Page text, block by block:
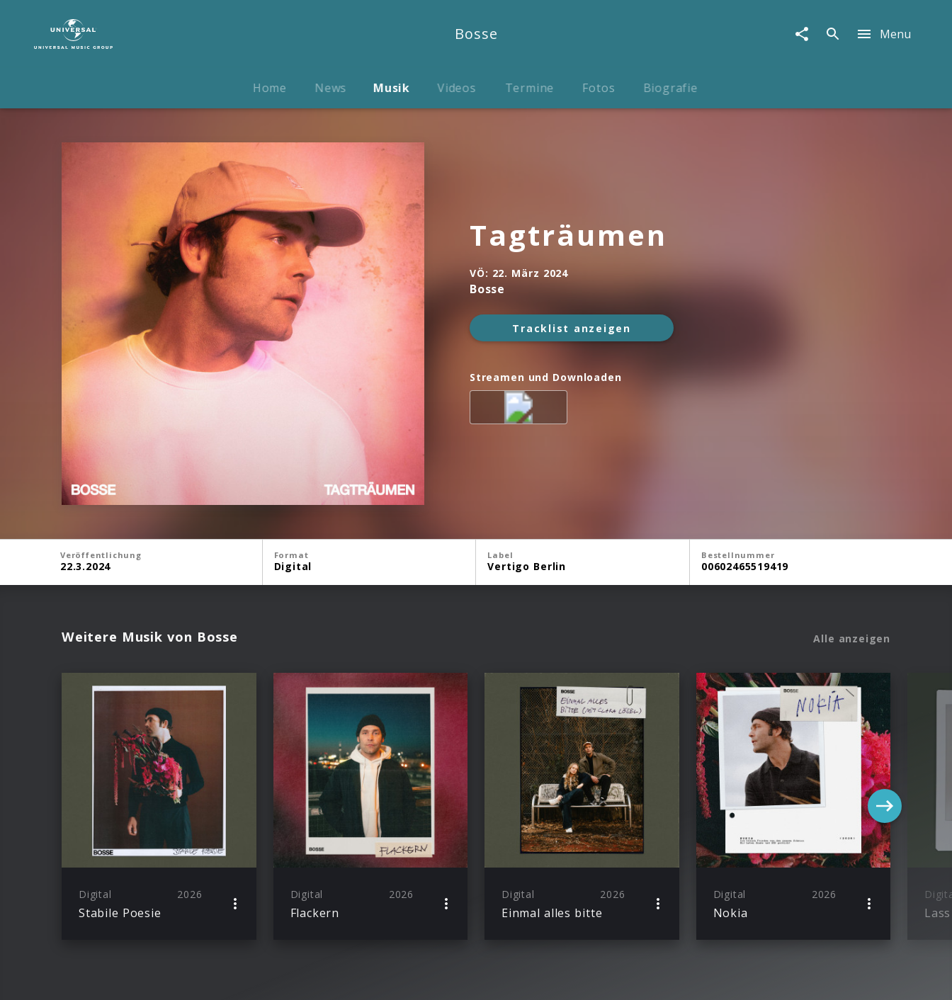
Musik
Bosse Menu
Home News Musik Videos Termine Fotos Biografie
Tagträumen
VÖ: 22. März 2024
Bosse
Tracklist anzeigen
Streamen und Downloaden
Veröffentlichung
22.3.2024
Format
Digital
Label
Vertigo Berlin
Bestellnummer
00602465519419
Weitere Musik von Bosse Alle anzeigen
Digital 2026
Stabile Poesie
Digital 2026
Flackern
Digital 2026
Einmal alles bitte
Digital 2026
Nokia